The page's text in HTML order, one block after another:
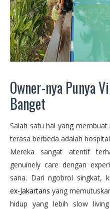
Owner-nya Punya
Banget
Salah satu hal yang
terasa berbeda adalah
Mereka sangat atentif
genuinely care dengan
sana. Dari ngobrol singkat,
ex-Jakartans yang
hidup yang lebih slow